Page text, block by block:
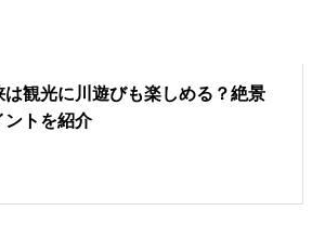
は観光に川遊びも楽しめる？絶景
ントを紹介